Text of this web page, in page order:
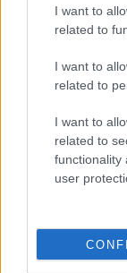
I want to
related to
I want to
related to
I want to
related to
functionality
user
con la
Redazione Sport